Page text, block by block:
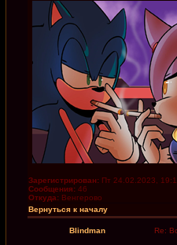
Зарегистрирован: Пт 24.02.2023,
Сообщения: 46
Откуда: Венгерово
Вернуться к началу
Blindman Re: